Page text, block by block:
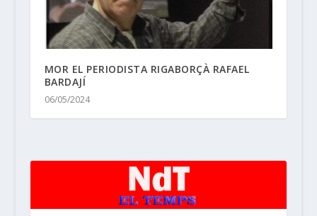
MOR EL PERIODISTA RIGABORÇÀ RAFAEL
BARDAJÍ
06/05/2024